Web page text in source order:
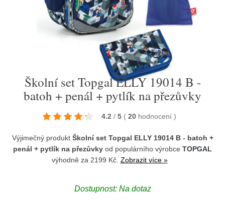
Školní set Topgal ELLY 19014 B -
batoh + penál + pytlík na přezůvky
4.2 / 5 ( 20 hodnocení )
Výjimečný produkt Školní set Topgal ELLY 19014 B - batoh +
penál + pytlík na přezůvky od populárního výrobce TOPGAL
výhodně za 2199 Kč. Zobrazit více »
Dostupnost: Na dotaz